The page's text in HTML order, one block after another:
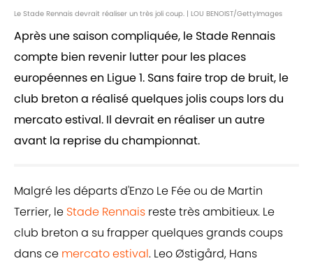
Le Stade Rennais devrait réaliser un très joli coup. | LOU BENOIST/GettyImages
Après une saison compliquée, le Stade Rennais
compte bien revenir lutter pour les places
européennes en Ligue 1. Sans faire trop de bruit, le
club breton a réalisé quelques jolis coups lors du
mercato estival. Il devrait en réaliser un autre
avant la reprise du championnat.
Malgré les départs d'Enzo Le Fée ou de Martin
Terrier, le Stade Rennais reste très ambitieux. Le
club breton a su frapper quelques grands coups
dans ce mercato estival. Leo Østigård, Hans